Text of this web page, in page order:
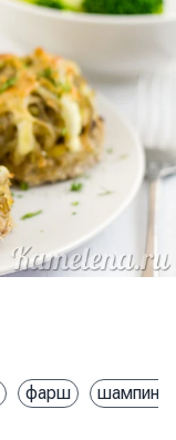
фарш